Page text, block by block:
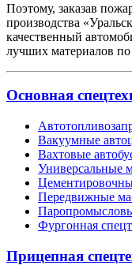
Поэтому, заказав
производства
качественный
лучших материалов
Основная
Вакуумные
Вахтовые
Универсальные
Передвижные
Фургонная
Прицепная